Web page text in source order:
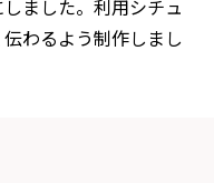
ました。利用シチュ
わるよう制作しまし